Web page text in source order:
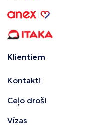
Klientiem
Kontakti
Ceļo droši
Vīzas